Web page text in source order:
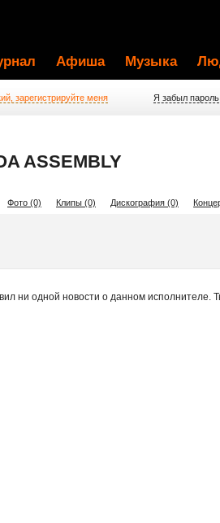
Афиша Музыка
зарегистрируйте меня Я забыл пароль
ASSEMBLY
Фото (0) Клипы (0) Дискография (0)
ни одной новости о данном